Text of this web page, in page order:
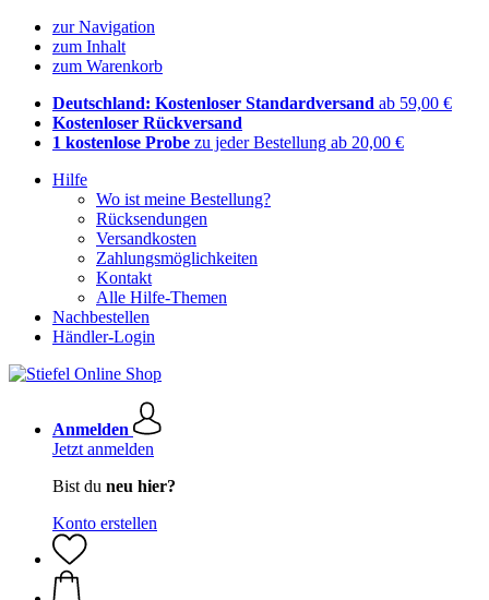
zur Navigation
zum Inhalt
zum Warenkorb
Deutschland: Kostenloser Standardversand ab 59,00 €
Kostenloser Rückversand
1 kostenlose Probe zu jeder Bestellung ab 20,00 €
Hilfe
Wo ist meine Bestellung?
Rücksendungen
Versandkosten
Zahlungsmöglichkeiten
Kontakt
Alle Hilfe-Themen
Nachbestellen
Händler-Login
Anmelden
Jetzt anmelden
Bist du neu hier?
Konto erstellen